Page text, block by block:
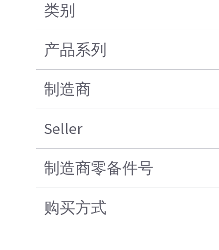
类别
产品系列
制造商
Seller
制造商零备件号
购买方式